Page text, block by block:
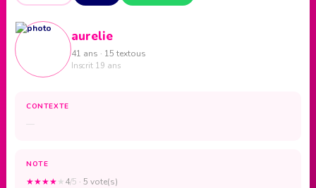
aurelie
41 ans · 15 textous
Inscrit 19 ans
CONTEXTE
—
NOTE
★★★★★4/5 · 5 vote(s)